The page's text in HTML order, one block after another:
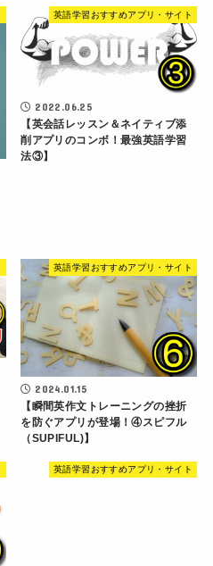
英語学習おすすめアプリ・サイト
2022.06.25
【英会話レッスン＆ネイティブ添
削アプリのコンボ！最強英語学習
法③】
英語学習おすすめアプリ・サイト
2024.01.15
【瞬間英作文トレーニングの挫折
を防ぐアプリが登場！④スピフル
（SUPIFUL)】
英語学習おすすめアプリ・サイト